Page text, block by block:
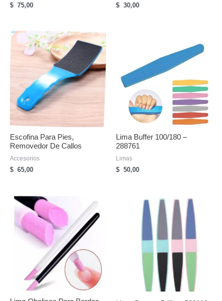
$ 75,00 $ 30,00
Escofina Para Pies,
Removedor De Callos
Accesorios
$ 65,00
Lima Buffer 100/180 –
288761
Limas
$ 50,00